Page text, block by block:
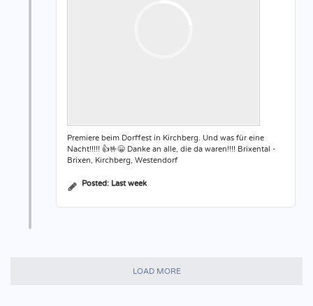
Premiere beim Dorffest in Kirchberg. Und was für eine
Nacht!!!!! 👍🤟😁 Danke an alle, die da waren!!!! Brixental -
Brixen, Kirchberg, Westendorf
Posted: Last week
LOAD MORE